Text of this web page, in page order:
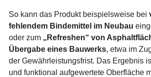
So kann das Produkt beispielsweise bei
fehlendem Bindemittel im Neubau
oder zum „Refreshen“ von
Übergabe eines Bauwerks, etwa im
der Gewährleistungsfrist. Das Ergebnis
und funktional aufgewertete Oberfläche